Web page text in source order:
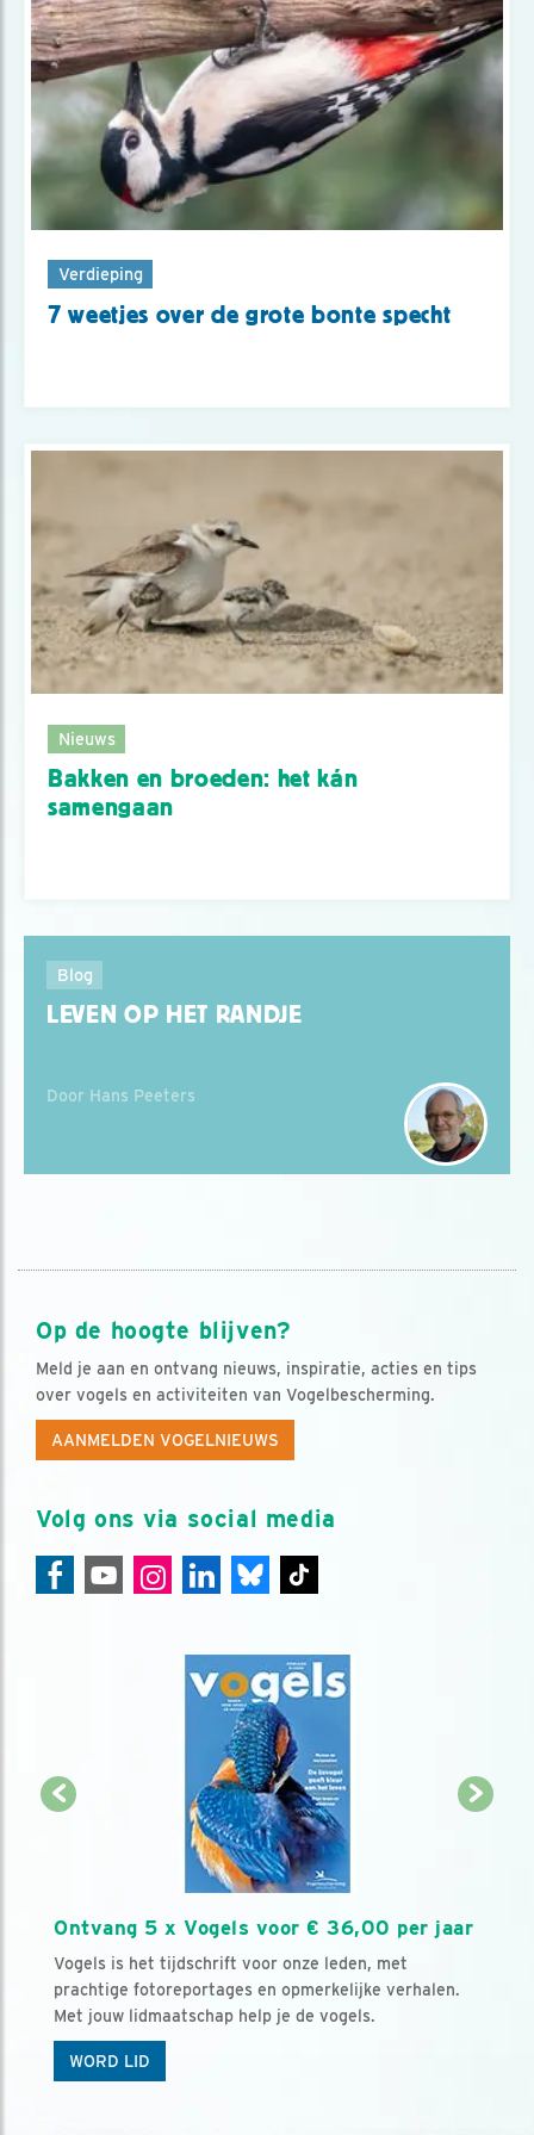
Verdieping
7 weetjes over de grote bonte specht
Nieuws
Bakken en broeden: het kán
samengaan
Blog
LEVEN OP HET RANDJE
Door Hans Peeters
Op de hoogte blijven?
Meld je aan en ontvang nieuws, inspiratie, acties en tips
over vogels en activiteiten van Vogelbescherming.
AANMELDEN VOGELNIEUWS
Volg ons via social media
Ontvang 5 x Vogels voor € 36,00 per jaar
Vogels is het tijdschrift voor onze leden, met
prachtige fotoreportages en opmerkelijke verhalen.
Met jouw lidmaatschap help je de vogels.
WORD LID